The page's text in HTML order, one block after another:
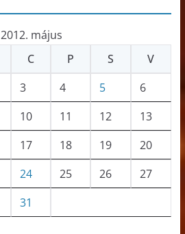
2012. május
C P S
V
3 4 5
6
10 11 12
13
17 18 19
20
24 25 26
27
31